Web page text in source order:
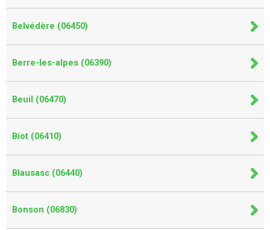
Belvédère (06450)
Berre-les-alpes (06390)
Beuil (06470)
Biot (06410)
Blausasc (06440)
Bonson (06830)